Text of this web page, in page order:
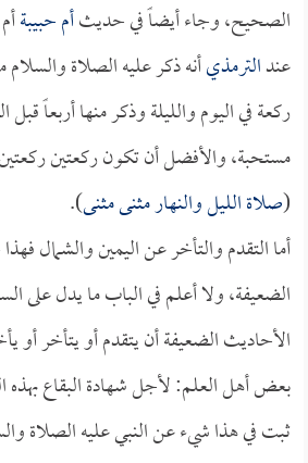
الصحيح، وجاء أيضاً في حديثأم حبيبة
عندالترمذيأنه ذكر عليه الصلاة
ركعة في اليوم والليلة وذكر منها أربعاً
مستحبة، والأفضل أن تكون ركعتين
(صلاة الليل والنهار مثنى مثنى).
أما التقدم والتأخر عن اليمين والشمال
الضعيفة، ولا أعلم في الباب ما يدل على
الأحاديث الضعيفة أن يتقدم أو يتأخر أو
بعض أهل العلم: لأجل شهادة البقاع بهذه
ثبت في هذا شيء عن النبي عليه الصلاة